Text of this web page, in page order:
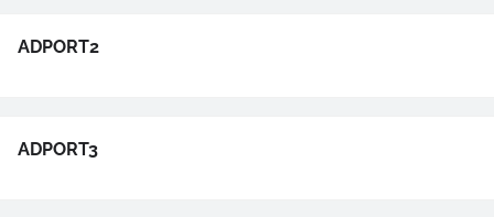
ADPORT2
ADPORT3